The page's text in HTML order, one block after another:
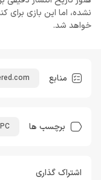
نشده، اما این بازی
خواهد شد.
منابع
برچسب ها PC
اشتراک گذاری